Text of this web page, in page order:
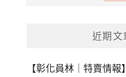
近期文
【彰化員林｜特賣情